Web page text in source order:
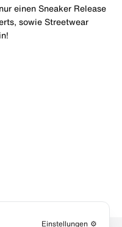
einen Sneaker Release
sowie Streetwear
Einstellungen ⚙️